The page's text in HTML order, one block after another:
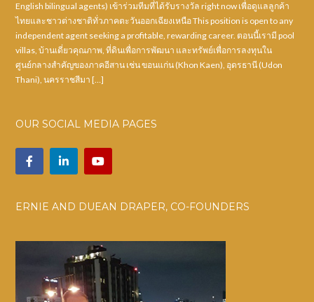
English bilingual agents) เข้าร่วมทีมที่ได้รับรางวัล right now เพื่อดูแลลูกค้า
ไทยและชาวต่างชาติทั่วภาคตะวันออกเฉียงเหนือ This position is open to any
independent agent seeking a profitable, rewarding career. ตอนนี้เรามี pool
villas, บ้านเดี่ยวคุณภาพ, ที่ดินเพื่อการพัฒนา และทรัพย์เพื่อการลงทุนใน
ศูนย์กลางสำคัญของภาคอีสาน เช่น ขอนแก่น (Khon Kaen), อุดรธานี (Udon
Thani), นครราชสีมา […]
OUR SOCIAL MEDIA PAGES
ERNIE AND DUEAN DRAPER, CO-FOUNDERS